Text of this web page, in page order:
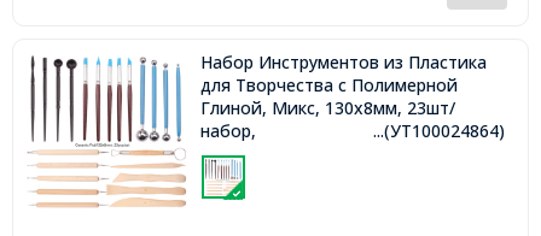
Набор Инструментов из Пластика
для Творчества с Полимерной
Глиной, Микс, 130x8мм, 23шт/
набор,
...(УТ100024864)